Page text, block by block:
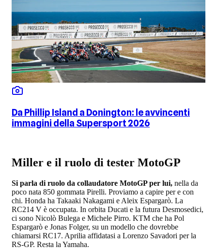
Da Phillip Island a Donington: le avvincenti
immagini della Supersport 2026
Miller e il ruolo di tester MotoGP
Si parla di ruolo da collaudatore MotoGP per lui, nella da
poco nata 850 gommata Pirelli. Proviamo a capire per e con
chi. Honda ha Takaaki Nakagami e Aleix Espargarò. La
RC214 V è occupata. In orbita Ducati e la futura Desmosedici,
ci sono Nicolò Bulega e Michele Pirro. KTM che ha Pol
Espargarò e Jonas Folger, su un modello che dovrebbe
chiamarsi RC17. Aprilia affidatasi a Lorenzo Savadori per la
RS-GP. Resta la Yamaha.